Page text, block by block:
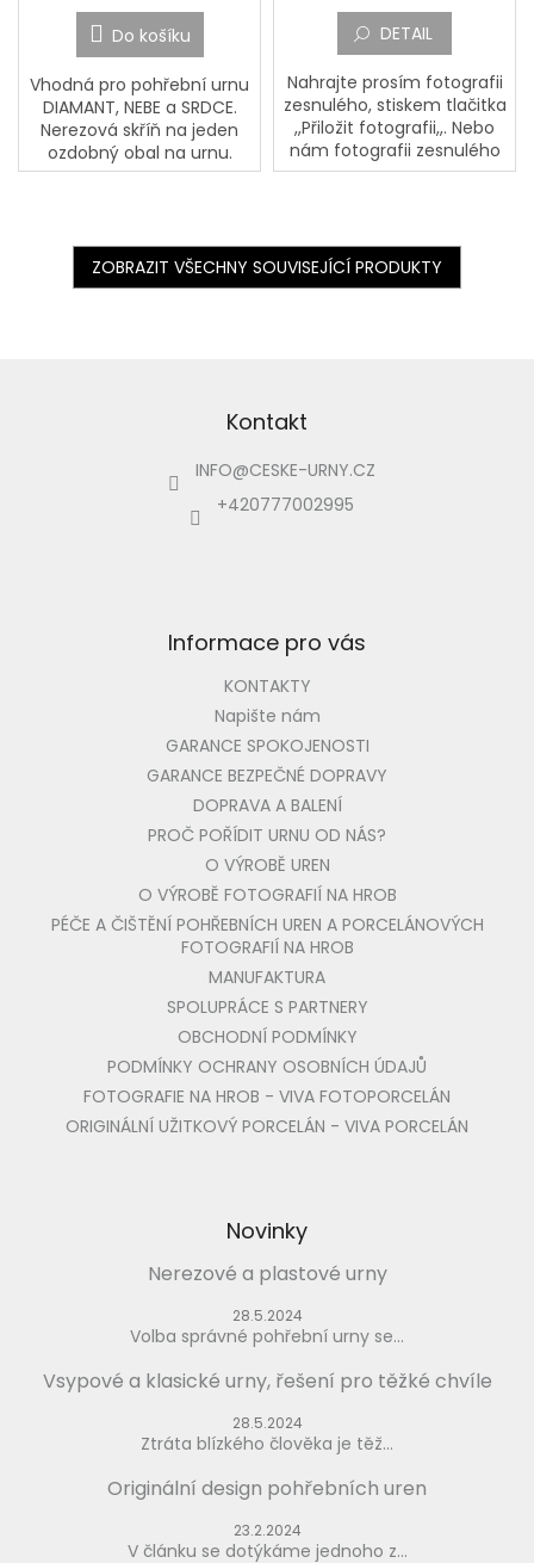
Do košíku
Vhodná pro pohřební urnu
DIAMANT, NEBE a SRDCE.
Nerezová skříň na jeden
ozdobný obal na urnu.
Skříňka se obvykle
zrcadlo....
DETAIL
Nahrajte prosím fotografii
zesnulého, stiskem tlačitka
,,Přiložit fotografii,,. Nebo
nám fotografii zesnulého
pošlete poštou na adresu:
133,...
ZOBRAZIT VŠECHNY SOUVISEJÍCÍ PRODUKTY
Kontakt
INFO@CESKE-URNY.CZ
+420777002995
Informace pro vás
KONTAKTY
Napište nám
GARANCE SPOKOJENOSTI
GARANCE BEZPEČNÉ DOPRAVY
DOPRAVA A BALENÍ
PROČ POŘÍDIT URNU OD NÁS?
O VÝROBĚ UREN
O VÝROBĚ FOTOGRAFIÍ NA HROB
PÉČE A ČIŠTĚNÍ POHŘEBNÍCH UREN A PORCELÁNOVÝCH
FOTOGRAFIÍ NA HROB
MANUFAKTURA
SPOLUPRÁCE S PARTNERY
OBCHODNÍ PODMÍNKY
PODMÍNKY OCHRANY OSOBNÍCH ÚDAJŮ
FOTOGRAFIE NA HROB - VIVA FOTOPORCELÁN
ORIGINÁLNÍ UŽITKOVÝ PORCELÁN - VIVA PORCELÁN
Novinky
Nerezové a plastové urny
28.5.2024
Volba správné pohřební urny se...
Vsypové a klasické urny, řešení pro těžké chvíle
28.5.2024
Ztráta blízkého člověka je těž...
Originální design pohřebních uren
23.2.2024
V článku se dotýkáme jednoho z...